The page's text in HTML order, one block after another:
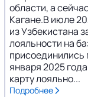
области, а
Кагане.В июле
из Узбекистана
лояльности на
присоединились
января 2025
карту лояльно...
Подробнее